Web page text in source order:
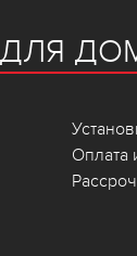
ДЛЯ
Оплата